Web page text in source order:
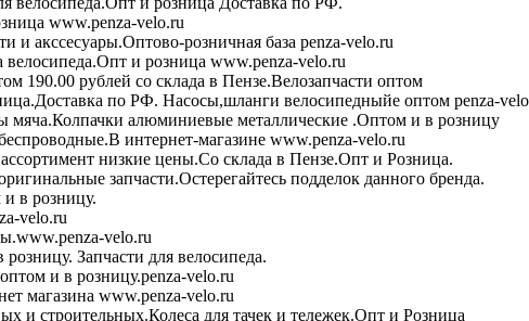
www.penza-velo.ru
и акссесуары.Оптово-розничная база penza-velo.ru
и розница www.penza-velo.ru
190.00 рублей со склада в Пензе.Велозапчасти оптом
по РФ. Насосы,шланги велосипедныйе оптом penza-
алюминиевые металлические .Оптом и в розницу
интернет-магазине www.penza-velo.ru
низкие цены.Со склада в Пензе.Опт и Розница.
запчасти.Остерегайтесь подделок данного бренда.
в розницу.
velo.ru
velo.ru
Запчасти для велосипеда.
и в розницу.penza-velo.ru
магазина www.penza-velo.ru
и строительных.Колеса для тачек и тележек.Опт и Розница